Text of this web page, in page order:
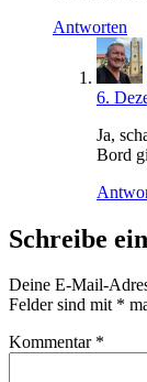
Antworten
6.
Ja,
Bord
Schreibe
Deine E-Mail-
Felder sind mit *
Kommentar *